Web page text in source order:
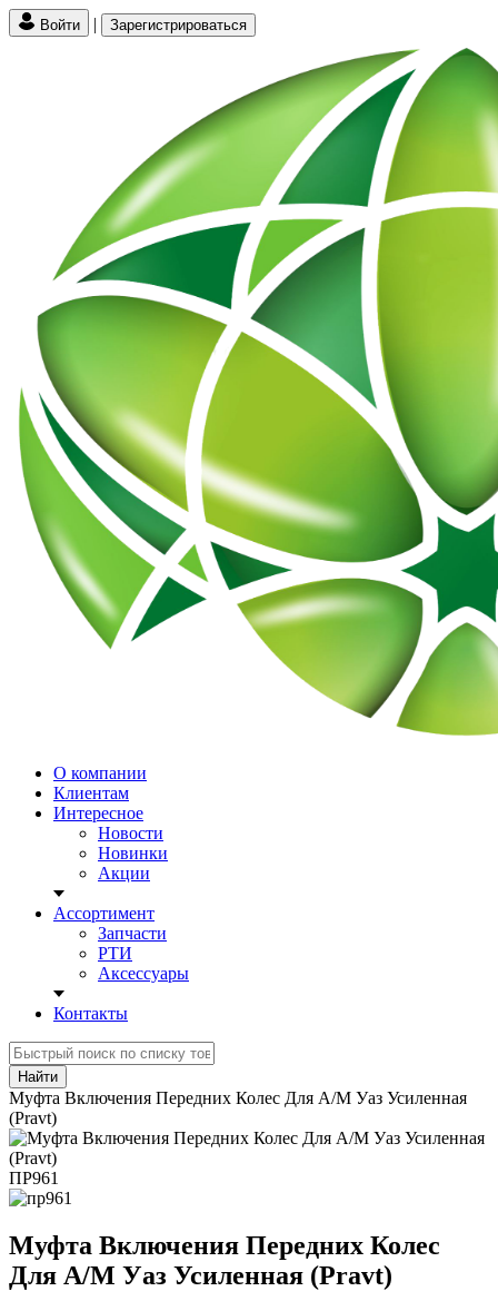
Войти | Зарегистрироваться
О компании
Клиентам
Интересное
Новости
Новинки
Акции
Ассортимент
Запчасти
РТИ
Аксессуары
Контакты
Найти
Муфта Включения Передних Колес Для А/М Уаз Усиленная
(Pravt)
ПР961
Муфта Включения Передних Колес
Для А/М Уаз Усиленная (Pravt)